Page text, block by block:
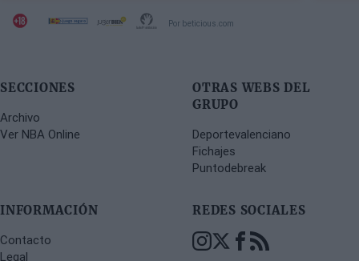
Por beticious.com
SECCIONES
Archivo
Ver NBA Online
OTRAS WEBS DEL
GRUPO
Deportevalenciano
Fichajes
Puntodebreak
INFORMACIÓN
Contacto
Legal
REDES SOCIALES